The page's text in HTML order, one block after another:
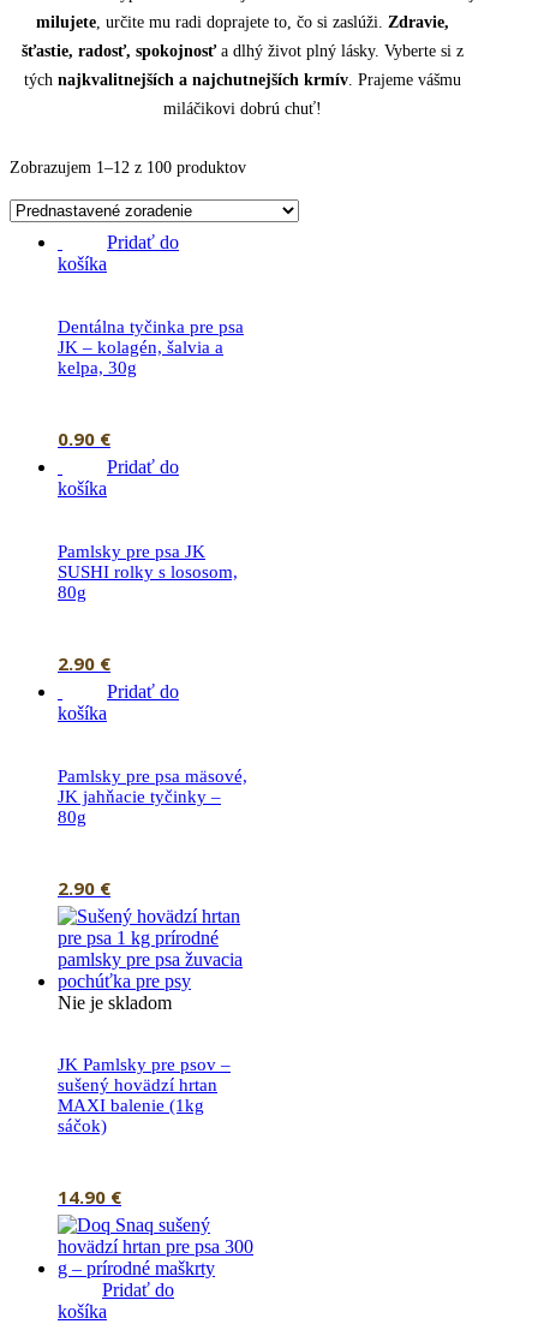
milujete , určite mu radi doprajete to, čo si zaslúži. Zdravie,
šťastie, radosť, spokojnosťa dlhý život plný lásky. Vyberte si z
týchnajkvalitnejších a najchutnejších krmív . Prajeme vášmu
miláčikovi dobrú chuť!
Zobrazujem 1–12 z 100 produktov
Pridať do
košíka
Dentálna tyčinka pre psa
JK – kolagén, šalvia a
kelpa, 30g
0.90 €
Pridať do
košíka
Pamlsky pre psa JK
SUSHI rolky s lososom,
80g
2.90 €
Pridať do
košíka
Pamlsky pre psa mäsové,
JK jahňacie tyčinky –
80g
2.90 €
Nie je skladom
JK Pamlsky pre psov –
sušený hovädzí hrtan
MAXI balenie (1kg
sáčok)
14.90 €
Pridať do
košíka